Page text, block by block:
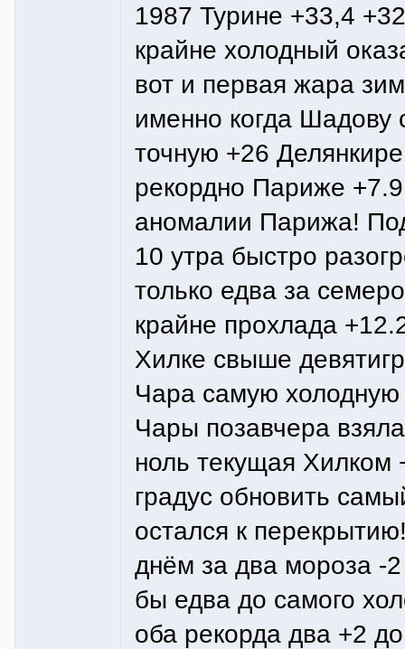
1987 Турине +33,4
крайне холодный
вот и первая жара
именно когда Шадову
точную +26
рекордно Париже
аномалии Парижа!
10 утра быстро
только едва за
крайне прохлада
Хилке свыше
Чара самую
Чары позавчера
ноль текущая Хилком
градус обновить
остался к
днём за два мороза -
бы едва до самого
оба рекорда два +2